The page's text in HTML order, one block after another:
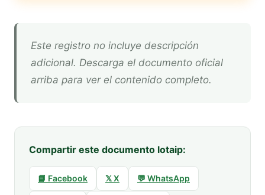
Este registro no incluye descripción
adicional. Descarga el documento oficial
arriba para ver el contenido completo.
Compartir este documento lotaip:
📘 Facebook 𝕏 X 💬 WhatsApp